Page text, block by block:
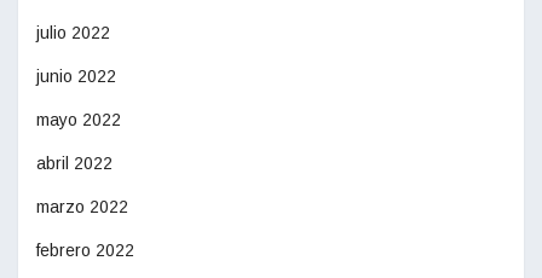
julio 2022
junio 2022
mayo 2022
abril 2022
marzo 2022
febrero 2022